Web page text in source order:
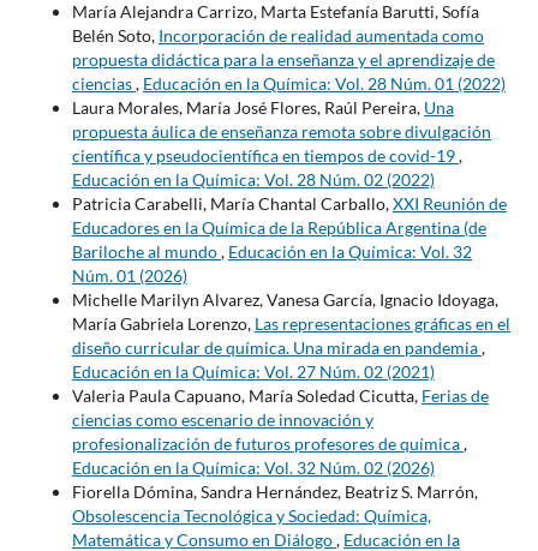
María Alejandra Carrizo, Marta Estefanía Barutti, Sofía
Belén Soto, Incorporación de realidad aumentada como
propuesta didáctica para la enseñanza y el aprendizaje de
ciencias, Educación en la Química: Vol. 28 Núm. 01 (2022)
Laura Morales, María José Flores, Raúl Pereira, Una
propuesta áulica de enseñanza remota sobre divulgación
científica y pseudocientífica en tiempos de covid-19,
Educación en la Química: Vol. 28 Núm. 02 (2022)
Patricia Carabelli, María Chantal Carballo,XXI Reunión de
Educadores en la Química de la República Argentina (de
Bariloche al mundo, Educación en la Química: Vol. 32
Núm. 01 (2026)
Michelle Marilyn Alvarez, Vanesa García, Ignacio Idoyaga,
María Gabriela Lorenzo, Las representaciones gráficas en el
diseño curricular de química. Una mirada en pandemia,
Educación en la Química: Vol. 27 Núm. 02 (2021)
Valeria Paula Capuano, María Soledad Cicutta, Ferias de
ciencias como escenario de innovación y
profesionalización de futuros profesores de química,
Educación en la Química: Vol. 32 Núm. 02 (2026)
Fiorella Dómina, Sandra Hernández, Beatriz S. Marrón,
Obsolescencia Tecnológica y Sociedad: Química,
Matemática y Consumo en Diálogo, Educación en la